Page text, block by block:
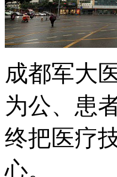
成都军大
为公、患
终把医疗
心。